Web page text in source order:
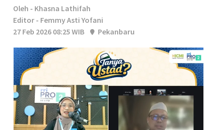
Oleh - Khasna Lathifah
Editor - Femmy Asti Yofani
27 Feb 2026 08:25 WIB
Pekanbaru